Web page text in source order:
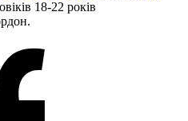
18-22 років